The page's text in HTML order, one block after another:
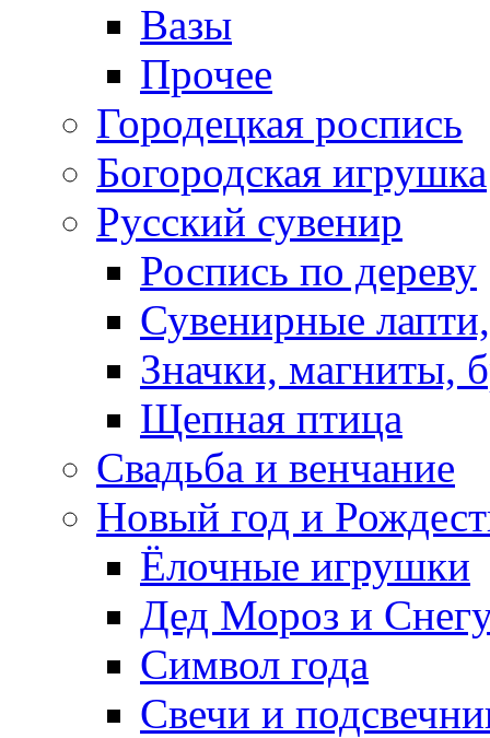
Вазы
Прочее
Городецкая роспись
Богородская игрушка
Русский сувенир
Роспись по дереву
Сувенирные
Значки, магниты,
Щепная птица
Свадьба и венчание
Новый год и
Ёлочные игрушки
Дед Мороз и
Символ года
Свечи и